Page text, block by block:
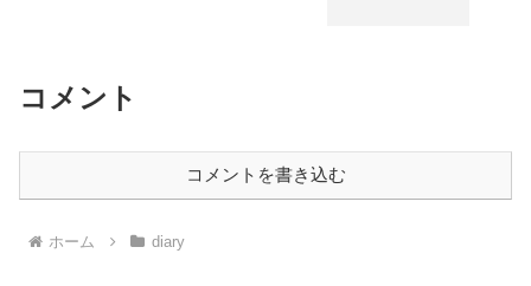
コメント
コメントを書き込む
ホーム diary